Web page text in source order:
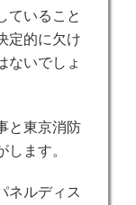
ていること
定的に欠け
ないでしょ
と東京消防
ます。
ネルディス